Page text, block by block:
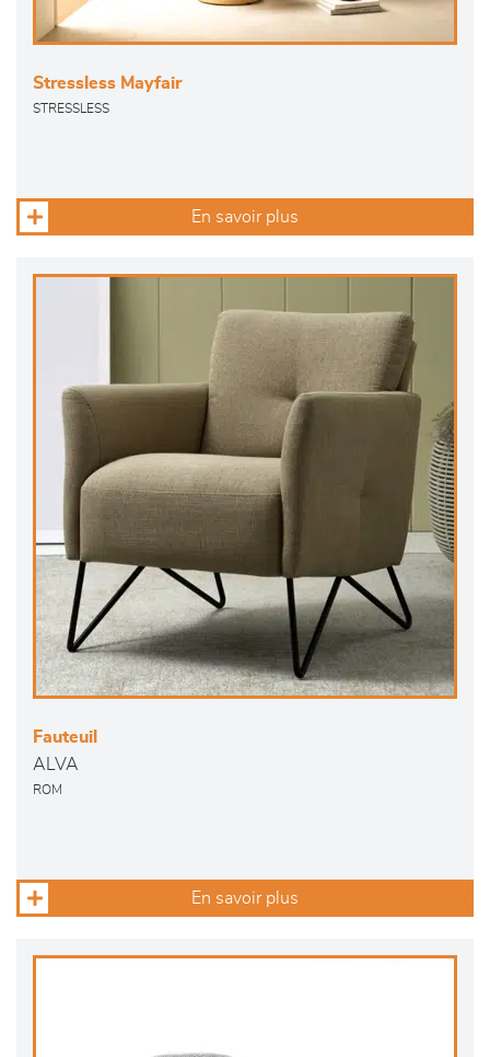
Stressless Mayfair
STRESSLESS
En savoir plus
Fauteuil
ALVA
ROM
En savoir plus